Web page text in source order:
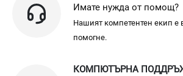
Имате нужда от помощ?
Нашият компетентен екип е
помогне.
КОМПЮТЪРНА